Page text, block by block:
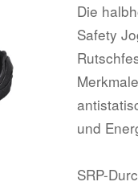
Die
Safety
und
SRP-